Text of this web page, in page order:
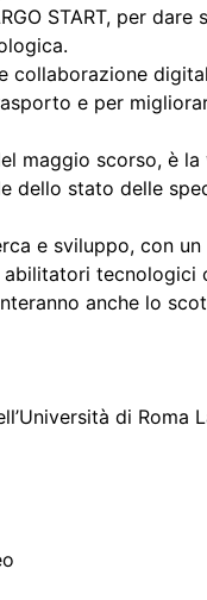
START, per
collaborazione
e per
maggio scorso, è
dello stato delle
e sviluppo, con
anche lo
di Roma